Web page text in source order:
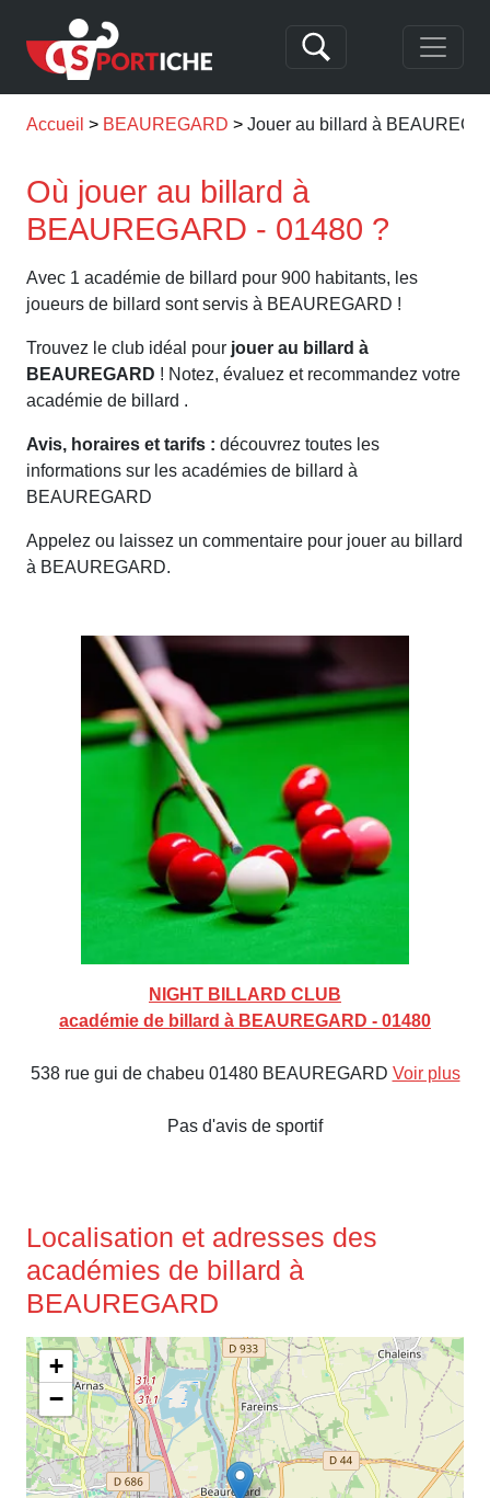
Accueil BEAUREGARD Jouer au billard à
Où jouer au billard à
BEAUREGARD - 01480 ?
Avec 1 académie de billard pour 900 habitants, les
joueurs de billard sont servis à BEAUREGARD !
Trouvez le club idéal pour jouer au billard à
BEAUREGARD ! Notez, évaluez et recommandez votre
académie de billard .
Avis, horaires et tarifs : découvrez toutes les
informations sur les académies de billard à
BEAUREGARD
Appelez ou laissez un commentaire pour jouer au billard
à BEAUREGARD.
NIGHT BILLARD CLUB
académie de billard à BEAUREGARD - 01480
538 rue gui de chabeu 01480 BEAUREGARD Voir plus
Pas d'avis de sportif
Localisation et adresses des
académies de billard à
BEAUREGARD
+
−